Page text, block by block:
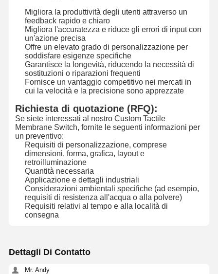
Commutatore di membrana della tastiera
Commutatore del pannello della membrana
Sovrapposizioni grafiche
Circuiti in PET
Pellicola di guida luminosa
Assemblaggio a cupola di metallo
Lenti PMMA
Migliora la produttività degli utenti attraverso un
feedback rapido e chiaro
Migliora l'accuratezza e riduce gli errori di input con
un'azione precisa
Offre un elevato grado di personalizzazione per
soddisfare esigenze specifiche
Garantisce la longevità, riducendo la necessità di
sostituzioni o riparazioni frequenti
Fornisce un vantaggio competitivo nei mercati in
cui la velocità e la precisione sono apprezzate
Richiesta di quotazione (RFQ):
Se siete interessati al nostro Custom Tactile
Membrane Switch, fornite le seguenti informazioni per
un preventivo:
Requisiti di personalizzazione, comprese
dimensioni, forma, grafica, layout e
retroilluminazione
Quantità necessaria
Applicazione e dettagli industriali
Considerazioni ambientali specifiche (ad esempio,
requisiti di resistenza all'acqua o alla polvere)
Requisiti relativi al tempo e alla località di
consegna
Dettagli Di Contatto
Mr. Andy